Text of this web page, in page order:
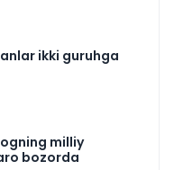
ikki guruhga
milliy
bozorda